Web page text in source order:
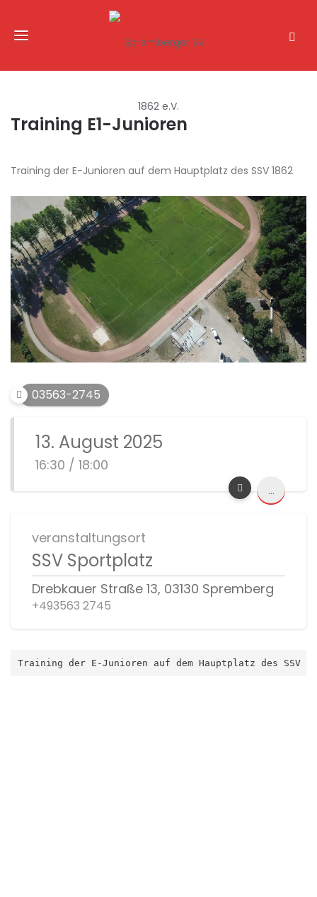
Training E1-Junioren
Training der E-Junioren auf dem Hauptplatz des SSV 1862
03563-2745
13. August 2025
16:30 / 18:00
...
veranstaltungsort
SSV Sportplatz
Drebkauer Straße 13, 03130 Spremberg
+493563 2745
Training der E-Junioren auf dem Hauptplatz des SSV